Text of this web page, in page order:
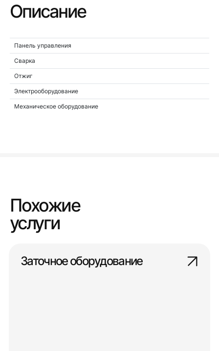
Описание
Панель управления
Сварка
Отжиг
Электрооборудование
Механическое оборудование
Похожие
услуги
Заточное оборудование